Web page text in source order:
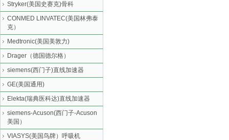
Stryker(美国史赛克)骨科
CONMED LINVATEC(美国林弗泰
克）
Medtronic(美国美敦力)
Drager（德国德尔格）
siemens(西门子)直线加速器
GE(美国通用)
Elekta(瑞典医科达)直线加速器
siemens-Acuson(西门子-Acuson
美国）
VIASYS(美国鸟牌）呼吸机